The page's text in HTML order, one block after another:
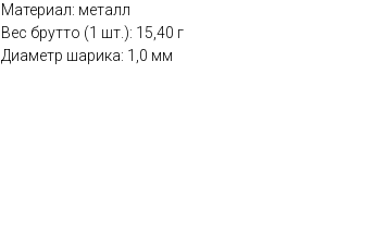
Материал: металл
Вес брутто (1 шт.): 15,40 г
Диаметр шарика: 1,0 мм